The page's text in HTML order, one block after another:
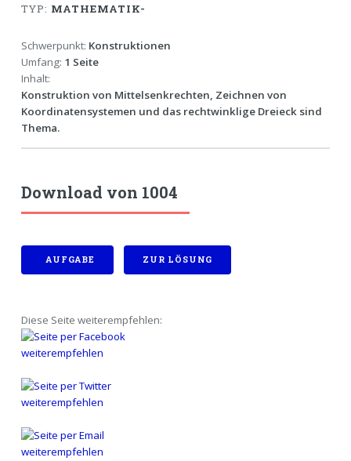
TYP: MATHEMATIK-
Schwerpunkt: Konstruktionen
Umfang: 1 Seite
Inhalt:
Konstruktion von Mittelsenkrechten, Zeichnen von
Koordinatensystemen und das rechtwinklige Dreieck sind
Thema.
Download von 1004
AUFGABE ZUR LÖSUNG
Diese Seite weiterempfehlen: